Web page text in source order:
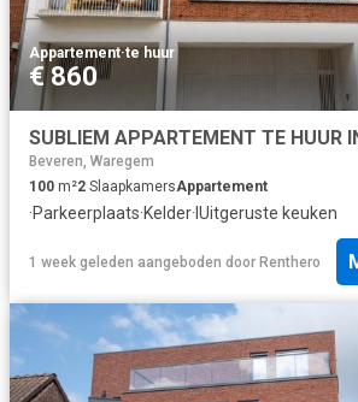
Appartement·te huur
€ 860
SUBLIEM APPARTEMENT TE HUUR
Beveren, Waregem
100 m²2 SlaapkamersAppartement
·Parkeerplaats·Kelder· IUitgeruste keuken
1 week geleden aangeboden door Renthero